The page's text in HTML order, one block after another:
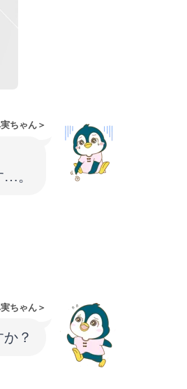
ちゃん＞
。
ちゃん＞
？